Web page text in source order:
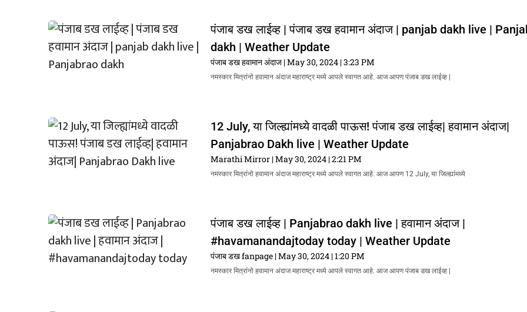
पंजाब डख लाईव्ह | पंजाब डख हवामान अंदाज | panjab dakh live |
dakh | Weather Update
पंजाब डख हवामान अंदाज May 30, 2024 3:23 PM
नमस्कार मित्रांनो हवामान अंदाज महाराष्ट्र मध्ये आपले स्वागत आहे. आज आपण पंजाब डख लाईव्ह |
12 July, या जिल्ह्यांमध्ये वादळी पाऊस! पंजाब डख लाईव्ह| हवामान अंदाज|
Panjabrao Dakh live | Weather Update
Marathi Mirror May 30, 2024 2:21 PM
नमस्कार मित्रांनो हवामान अंदाज महाराष्ट्र मध्ये आपले स्वागत आहे. आज आपण 12 July, या जिल्ह्यांमध्ये
पंजाब डख लाईव्ह | Panjabrao dakh live | हवामान अंदाज |
#havamanandajtoday today | Weather Update
पंजाब डख fanpage May 30, 2024 1:20 PM
नमस्कार मित्रांनो हवामान अंदाज महाराष्ट्र मध्ये आपले स्वागत आहे. आज आपण पंजाब डख लाईव्ह |